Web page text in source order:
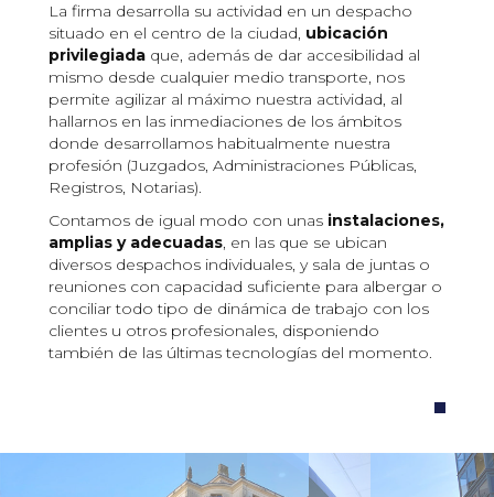
La firma desarrolla su actividad en un despacho
situado en el centro de la ciudad, ubicación
privilegiada que, además de dar accesibilidad al
mismo desde cualquier medio transporte, nos
permite agilizar al máximo nuestra actividad, al
hallarnos en las inmediaciones de los ámbitos
donde desarrollamos habitualmente nuestra
profesión (Juzgados, Administraciones Públicas,
Registros, Notarias).
Contamos de igual modo con unas instalaciones,
amplias y adecuadas, en las que se ubican
diversos despachos individuales, y sala de juntas o
reuniones con capacidad suficiente para albergar o
conciliar todo tipo de dinámica de trabajo con los
clientes u otros profesionales, disponiendo
también de las últimas tecnologías del momento.